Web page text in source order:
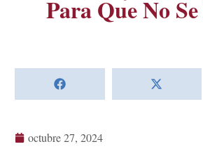
Para Que No
octubre 27, 2024